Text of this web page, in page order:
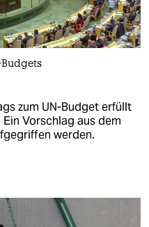
zum UN-Budget erfüllt
Vorschlag aus dem
werden.